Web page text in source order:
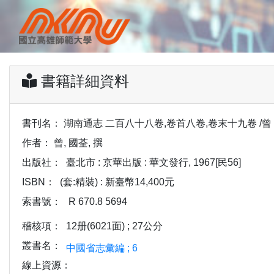
書籍詳細資料
書刊名：
湖南通志 二百八十八卷,卷首八卷,卷末十九卷 /曾
作者：
曾, 國荃, 撰
出版社：
臺北市 : 京華出版 : 華文發行, 1967[民56]
ISBN：
(套:精裝) : 新臺幣14,400元
索書號：
R 670.8 5694
稽核項：
12册(6021面) ; 27公分
叢書名：
中國省志彙編 ; 6
線上資源：